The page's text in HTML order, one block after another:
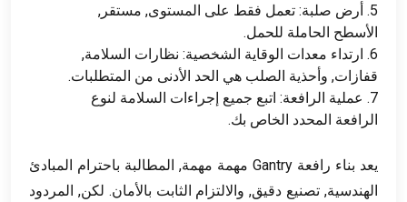
5. أرض صلبة: تعمل فقط على المستوى, مستقر,
الأسطح الحاملة للحمل.
6. ارتداء معدات الوقاية الشخصية: نظارات السلامة,
قفازات, وأحذية الصلب هي الحد الأدنى من المتطلبات.
7. عملية الرافعة: اتبع جميع إجراءات السلامة لنوع
الرافعة المحدد الخاص بك.
يعد بناء رافعة Gantry مهمة مهمة, المطالبة باحترام المبادئ
الهندسية, تصنيع دقيق, والالتزام الثابت بالأمان. لكن, المردود